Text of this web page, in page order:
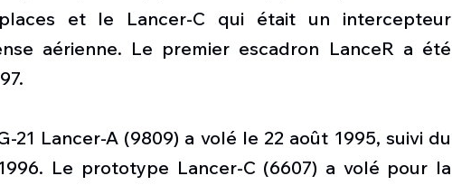
et le Lancer-C qui était un intercepteur
aérienne. Le premier escadron LanceR a été
21 Lancer-A (9809) a volé le 22 août 1995, suivi du
Le prototype Lancer-C (6607) a volé pour la